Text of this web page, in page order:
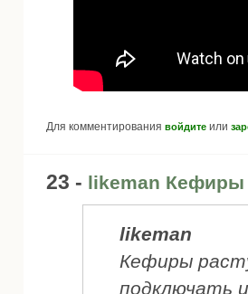
Для комментирования войдите или
23 - likeman Кефиры
likeman
Кефиры
подключать